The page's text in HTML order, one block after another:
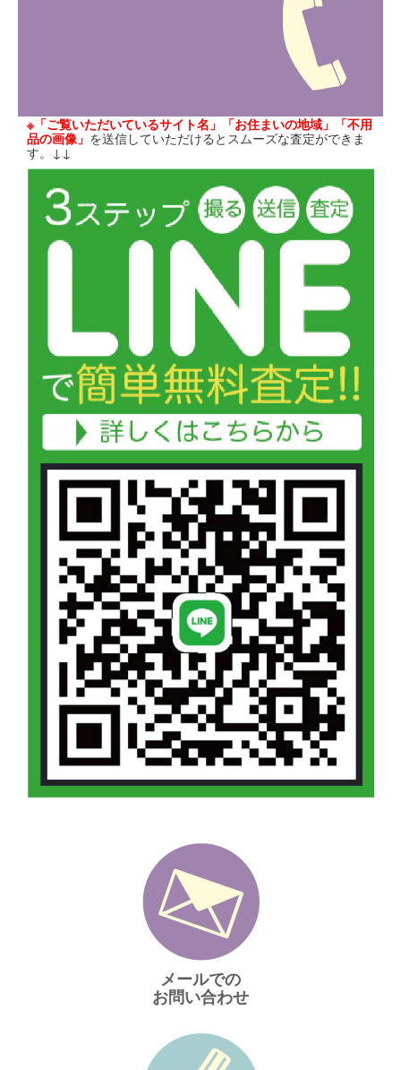
※「ご覧いただいているサイト名」「お住まいの地域」「不用
品の画像」 を送信していただけるとスムーズな査定ができま
す。↓↓
メールでの
お問い合わせ